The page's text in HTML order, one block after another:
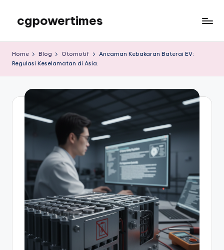
content
cgpowertimes
Home Blog Otomotif
Ancaman Kebakaran Baterai EV:
Regulasi Keselamatan di Asia.